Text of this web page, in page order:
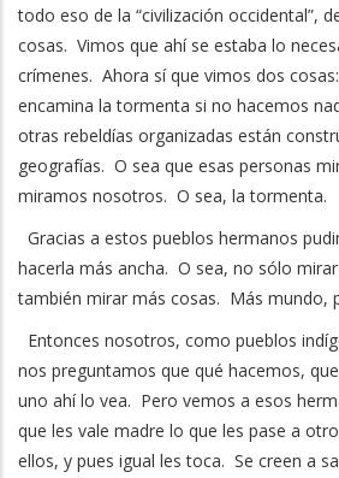
todo eso de la “civilización occidental”,
cosas. Vimos que ahí se estaba lo
crímenes. Ahora sí que vimos dos
encamina la tormenta si no hacemos
otras rebeldías organizadas están
geografías. O sea que esas personas
miramos nosotros. O sea, la tormenta.
Gracias a estos pueblos hermanos
hacerla más ancha. O sea, no sólo
también mirar más cosas. Más mundo,
Entonces nosotros, como pueblos
nos preguntamos que qué hacemos,
uno ahí lo vea. Pero vemos a esos
que les vale madre lo que les pase a
ellos, y pues igual les toca. Se creen a